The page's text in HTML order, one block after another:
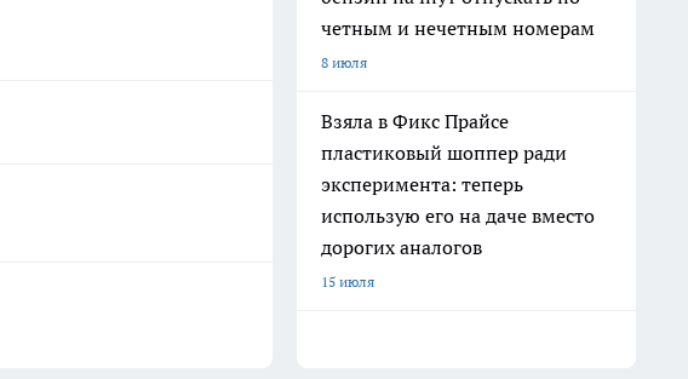
четным и нечетным номерам
8 июля
Взяла в Фикс Прайсе
пластиковый шоппер ради
эксперимента: теперь
использую его на даче вместо
дорогих аналогов
15 июля